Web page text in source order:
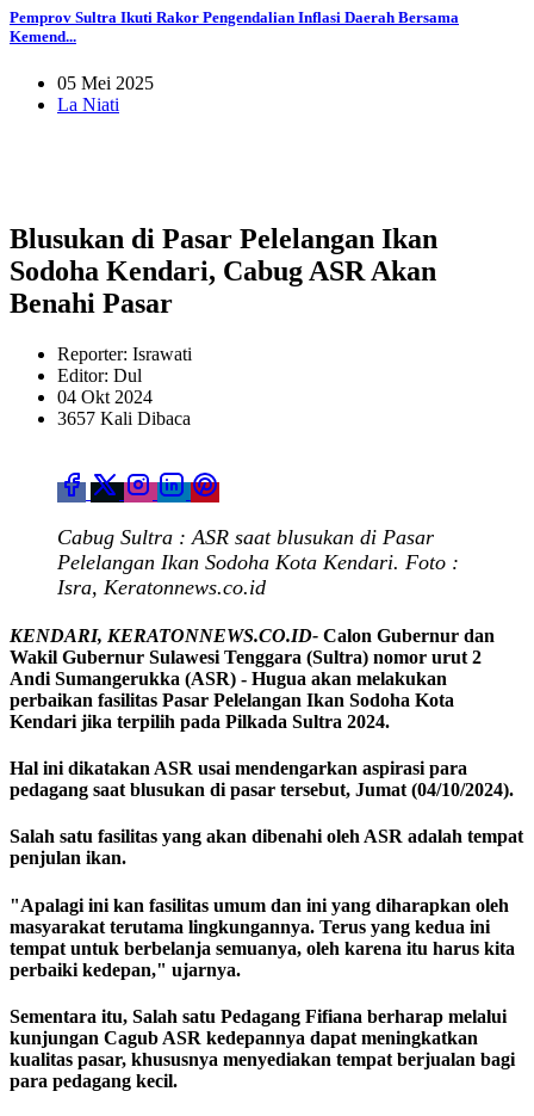
Pemprov Sultra Ikuti Rakor Pengendalian Inflasi Daerah Bersama
Kemend...
05 Mei 2025
La Niati
Blusukan di Pasar Pelelangan Ikan
Sodoha Kendari, Cabug ASR Akan
Benahi Pasar
Reporter: Israwati
Editor: Dul
04 Okt 2024
3657 Kali Dibaca
Cabug Sultra : ASR saat blusukan di Pasar
Pelelangan Ikan Sodoha Kota Kendari. Foto :
Isra, Keratonnews.co.id
KENDARI, KERATONNEWS.CO.ID- Calon Gubernur dan
Wakil Gubernur Sulawesi Tenggara (Sultra) nomor urut 2
Andi Sumangerukka (ASR) - Hugua akan melakukan
perbaikan fasilitas Pasar Pelelangan Ikan Sodoha Kota
Kendari jika terpilih pada Pilkada Sultra 2024.
Hal ini dikatakan ASR usai mendengarkan aspirasi para
pedagang saat blusukan di pasar tersebut, Jumat (04/10/2024).
Salah satu fasilitas yang akan dibenahi oleh ASR adalah tempat
penjulan ikan.
"Apalagi ini kan fasilitas umum dan ini yang diharapkan oleh
masyarakat terutama lingkungannya. Terus yang kedua ini
tempat untuk berbelanja semuanya, oleh karena itu harus kita
perbaiki kedepan," ujarnya.
Sementara itu, Salah satu Pedagang Fifiana berharap melalui
kunjungan Cagub ASR kedepannya dapat meningkatkan
kualitas pasar, khususnya menyediakan tempat berjualan bagi
para pedagang kecil.